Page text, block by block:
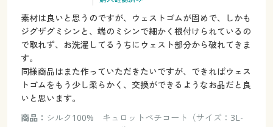
素材は良いと思うのですが、ウェストゴムが固めで、しかも
ジグザグミシンと、端のミシンで細かく根付けられているの
で取れず、お洗濯してるうちにウェスト部分から破れてきま
す。
同様商品はまた作っていただきたいですが、できればウェス
トゴムをもう少し柔らかく、交換ができるようなお品だと良
いと思います。
商品： シルク100% キュロットペチコート（サイズ：3L-